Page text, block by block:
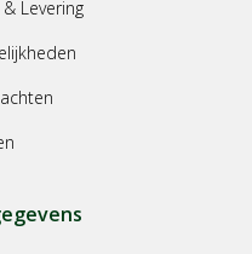
Levering